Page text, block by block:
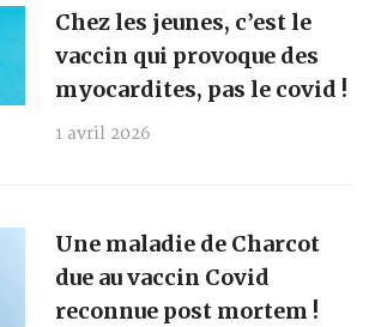
Chez les jeunes, c’est le
vaccin qui provoque des
myocardites, pas le covid !
1 avril 2026
Une maladie de Charcot
due au vaccin Covid
reconnue post mortem !